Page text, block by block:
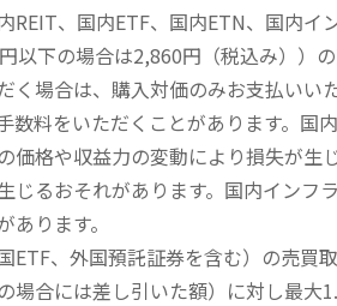
REIT、国内ETF、国内ETN、国内
以下の場合は2,860円（税込み））
く場合は、購入対価のみお支払い
数料をいただくことがあります。国
価格や収益力の変動により損失が生
じるおそれがあります。国内イン
あります。
ETF、外国預託証券を含む）の売買
場合には差し引いた額）に対し最